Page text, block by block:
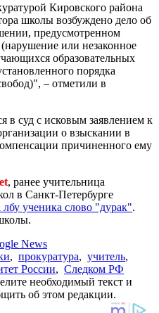
Кировского района
школы возбуждено дело об
предусмотренном
или незаконное
образовательных
порядка
– отметили в
в суд с исковым заявлением к
о взыскании в
причиненного ему
, ранее учительница
в Санкт-Петербурге
лбу ученика слово "дурак".
News
, прокуратура, учитель,
России, Следком РФ
необходимый текст и
об этом редакции.